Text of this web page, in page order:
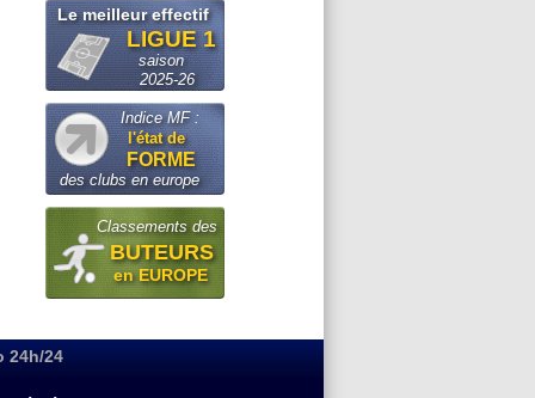
Le meilleur effectif
LIGUE 1
saison
2025-26
Indice MF :
l'état de
FORME
des clubs en europe
Classements des
BUTEURS
en EUROPE
24h/24